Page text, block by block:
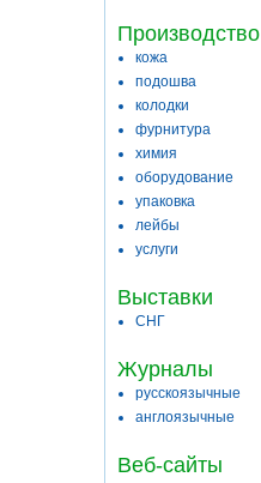
Производство
кожа
подошва
колодки
фурнитура
химия
оборудование
упаковка
лейбы
услуги
Выставки
СНГ
Журналы
русскоязычные
англоязычные
Веб-сайты